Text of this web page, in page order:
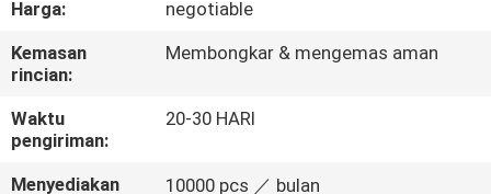
KONTROL
KUALITAS
HUBUNGI
Harga:
negotiable
Kemasan
rincian:
Membongkar & mengemas aman
Waktu
pengiriman:
20-30 HARI
Menyediakan
10000 pcs ／ bulan